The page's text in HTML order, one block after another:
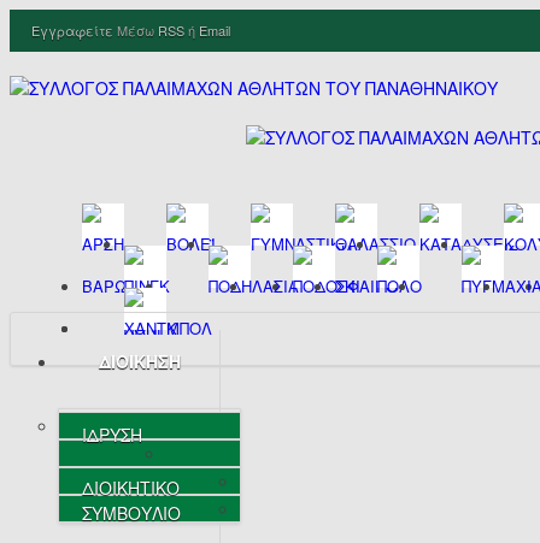
Εγγραφείτε Μέσω RSSή Email
ΔΙΟΙΚΗΣΗ
ΙΔΡΥΣΗ
ΔΙΟΙΚΗΤΙΚΟ
ΣΥΜΒΟΥΛΙΟ